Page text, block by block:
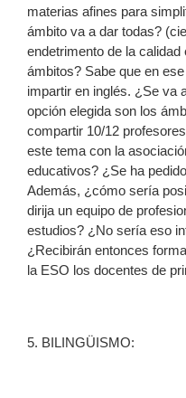
materias afines para
ámbito va a dar todas?
endetrimento de la
ámbitos? Sabe que en
impartir en inglés. ¿Se va
opción elegida son los
compartir 10/12
este tema con la
educativos? ¿Se ha
Además, ¿cómo sería
dirija un equipo de
estudios? ¿No sería eso
¿Recibirán entonces
la ESO los docentes de
5. BILINGÜISMO: